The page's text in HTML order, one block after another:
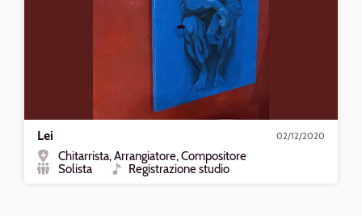
02/12/2020
Lei
Ruolo
Chitarrista, Arrangiatore, Compositore
Solista
Registrazione studio